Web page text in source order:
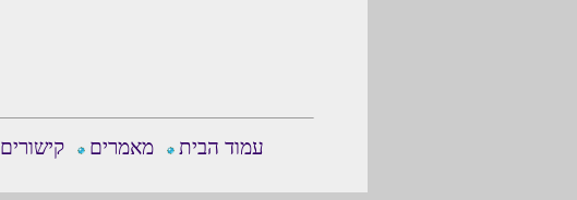
עמוד הבית מאמרים קישורים